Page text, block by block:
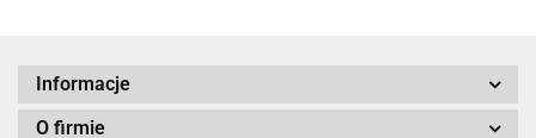
Informacje
O firmie